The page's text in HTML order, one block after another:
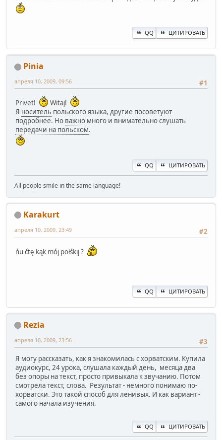
QQ ЦИТИРОВАТЬ
Pinia
#1
апреля 10, 2009, 09:56
Privet!
Witaj!
Я носитель польского языка, другие посоветуют
подробнее. Но важно много и внимательно слушать
передачи на польском.
QQ ЦИТИРОВАТЬ
All people smile in the same language!
Karakurt
#2
апреля 10, 2009, 23:49
ńu ćtę kąk mój połśkij ?
QQ ЦИТИРОВАТЬ
Rezia
#3
апреля 10, 2009, 23:56
Я могу рассказать, как я знакомилась с хорватским. Купила
аудиокурс, 24 урока, слушала каждый день, месяца два
без опоры на текст, просто привыкала к звучанию. Потом
смотрела текст, слова. Результат - немного понимаю по-
хорватски. Это такой способ для ленивых. И как вариант -
самого начала изучения.
QQ ЦИТИРОВАТЬ